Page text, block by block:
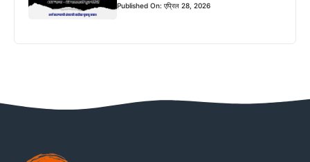
Published On: एप्रिल 28, 2026